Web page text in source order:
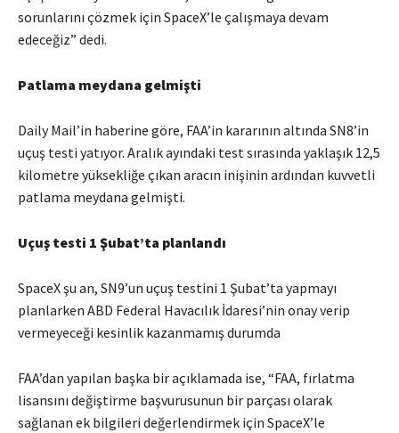
sorunlarını çözmek için SpaceX’le çalışmaya devam
edeceğiz” dedi.
Patlama meydana gelmişti
Daily Mail’in haberine göre, FAA’in kararının altında SN8’in
uçuş testi yatıyor. Aralık ayındaki test sırasında yaklaşık 12,5
kilometre yüksekliğe çıkan aracın inişinin ardından kuvvetli
patlama meydana gelmişti.
Uçuş testi 1 Şubat’ta planlandı
SpaceX şu an, SN9’un uçuş testini 1 Şubat’ta yapmayı
planlarken ABD Federal Havacılık İdaresi’nin onay verip
vermeyeceği kesinlik kazanmamış durumda
FAA’dan yapılan başka bir açıklamada ise, “FAA, fırlatma
lisansını değiştirme başvurusunun bir parçası olarak
sağlanan ek bilgileri değerlendirmek için SpaceX’le